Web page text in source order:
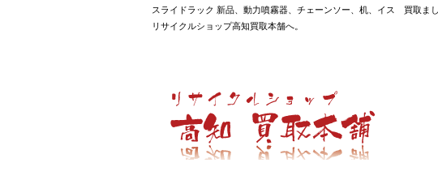
スライドラック 新品、動力噴霧器、チェーンソー、机、イス 買取ま
リサイクルショップ高知買取本舗へ。